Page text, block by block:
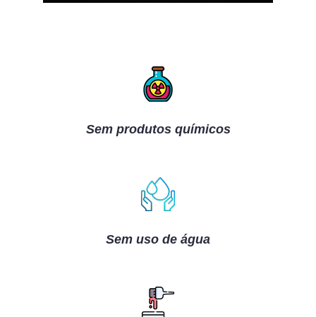
Sem produtos químicos
Sem uso de água